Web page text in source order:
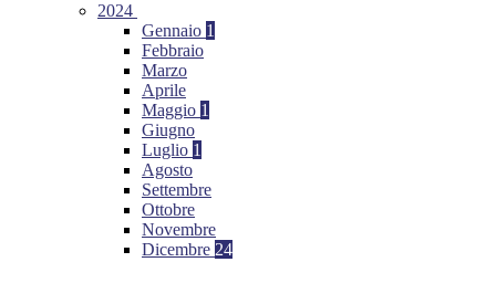
2024
Gennaio 1
Febbraio
Marzo
Aprile
Maggio 1
Giugno
Luglio 1
Agosto
Settembre
Ottobre
Novembre
Dicembre 24